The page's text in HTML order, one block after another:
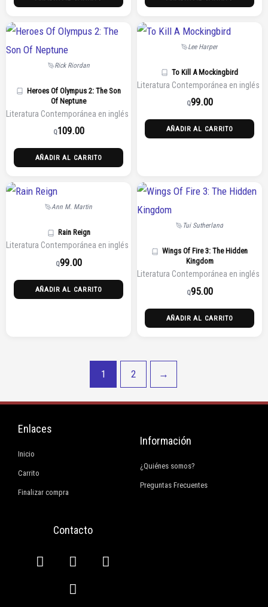
Rick Riordan
Heroes Of Olympus 2: The Son
Of Neptune
Literatura Contemporánea en inglés
Q109.00
AÑADIR AL CARRITO
Lee Harper
To Kill A Mockingbird
Literatura Contemporánea en inglés
Q99.00
AÑADIR AL CARRITO
Ann M. Martin
Rain Reign
Literatura Contemporánea en inglés
Q99.00
AÑADIR AL CARRITO
Tui Sutherland
Wings Of Fire 3: The Hidden
Kingdom
Literatura Contemporánea en inglés
Q95.00
AÑADIR AL CARRITO
1 2 →
Enlaces
Inicio
Carrito
Finalizar compra
Información
¿Quiénes somos?
Preguntas Frecuentes
Contacto
F
a
I
n
s
t
W
h
E
n
v
e